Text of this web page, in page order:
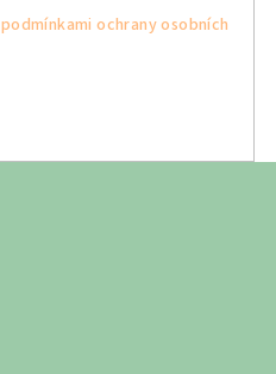
podmínkami ochrany osobních